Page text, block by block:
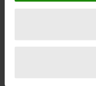
scannen op
verwerkt en stel